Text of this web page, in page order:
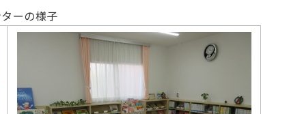
ーの様子